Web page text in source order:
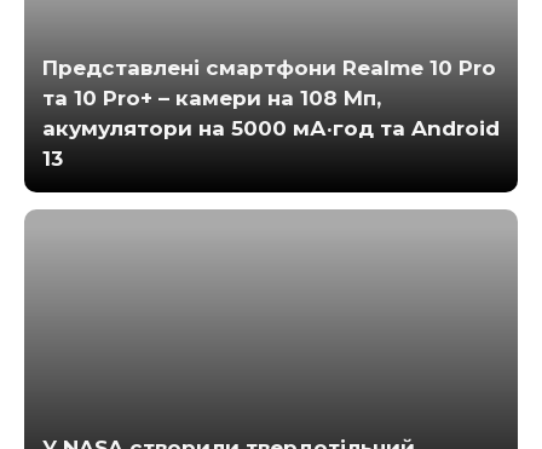
Представлені смартфони Realme 10 Pro
та 10 Pro+ – камери на 108 Мп,
акумулятори на 5000 мА·год та Android
13